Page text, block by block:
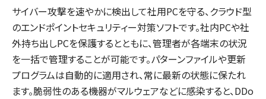
サイバー攻撃を速やかに検出して社用PCを守る、クラウド型
のエンドポイントセキュリティー対策ソフトです。社内PCや社
外持ち出しPCを保護するとともに、管理者が各端末の状況
を一括で管理することが可能です。パターンファイルや更新
プログラムは自動的に適用され、常に最新の状態に保たれ
ます。脆弱性のある機器がマルウェアなどに感染すると、DDo